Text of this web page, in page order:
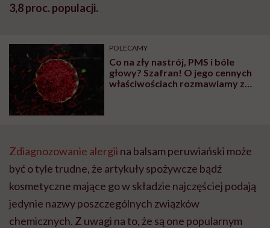
3,8 proc. populacji.
POLECAMY
Co na zły nastrój, PMS i bóle
głowy? Szafran! O jego cennych
właściwościach rozmawiamy z
Zdiagnozowanie alergii na balsam peruwiański może
być o tyle trudne, że artykuły spożywcze bądź
kosmetyczne mające go w składzie najczęściej podają
jedynie nazwy poszczególnych związków
chemicznych. Z uwagi na to, że są one popularnym